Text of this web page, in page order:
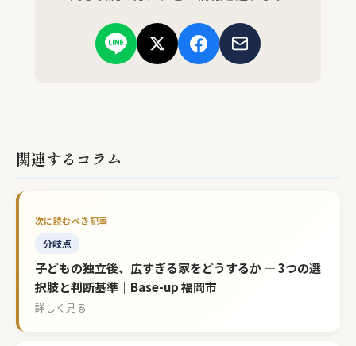
関連するコラム
分岐点
子どもの独立後、広すぎる家をどうするか — 3つの選
択肢と判断基準｜Base-up 福岡市
詳しく見る